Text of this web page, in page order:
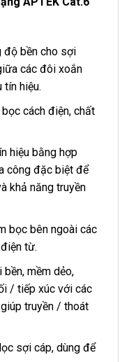
độ bền cho sợi
các đôi xoắn
tín hiệu.
cách điện, chất
hiệu bằng hợp
công đặc biệt để
khả năng truyền
bọc bên ngoài các
từ.
mềm dẻo,
/ tiếp xúc với các
truyền / thoát
sợi cáp, dùng để